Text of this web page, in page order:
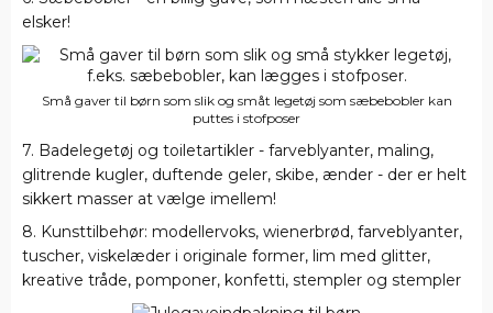
elsker!
Små gaver til børn som slik og småt legetøj som sæbebobler kan
puttes i stofposer
7. Badelegetøj og toiletartikler - farveblyanter, maling,
glitrende kugler, duftende geler, skibe, ænder - der er helt
sikkert masser at vælge imellem!
8. Kunsttilbehør: modellervoks, wienerbrød, farveblyanter,
tuscher, viskelæder i originale former, lim med glitter,
kreative tråde, pomponer, konfetti, stempler og stempler